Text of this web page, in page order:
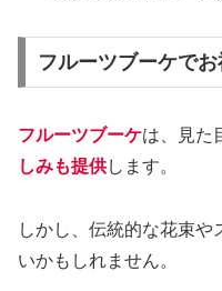
フルーツブーケで
フルーツブーケは、見た
しみも提供します。
しかし、伝統的な花束
いかもしれません。